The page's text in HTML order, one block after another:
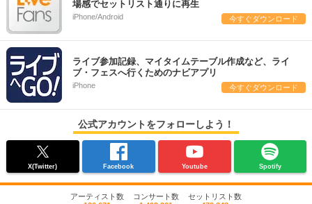
場感でセットリスト通りに再生
iPhone/Android 今すぐダウンロード
ライブ参加記録、マイタイムテーブル作成など、ライ
ブ・フェスへ行くためのナビアプリ
iPhone 今すぐダウンロード
公式アカウントをフォローしよう！
X(Twitter) Facebook Youtube Spotify
アーティスト数
コンサート数
セットリスト数